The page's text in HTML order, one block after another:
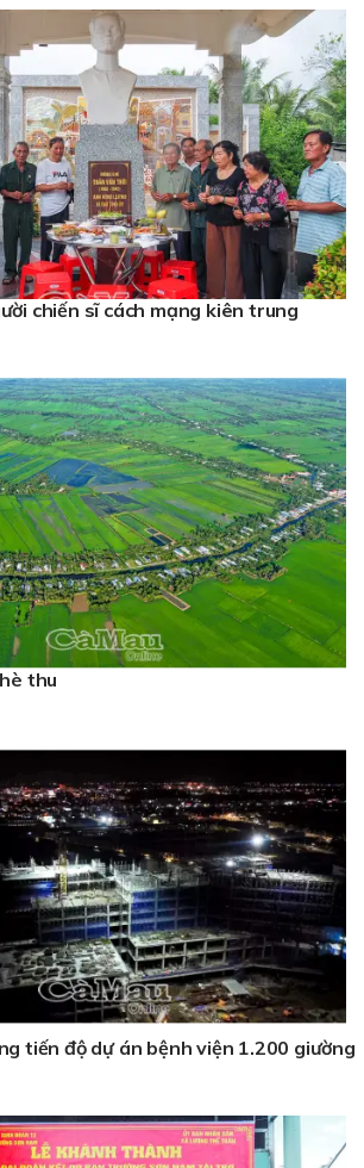
chiến sĩ cách mạng kiên trung
thu
tiến độ dự án bệnh viện 1.200 giường